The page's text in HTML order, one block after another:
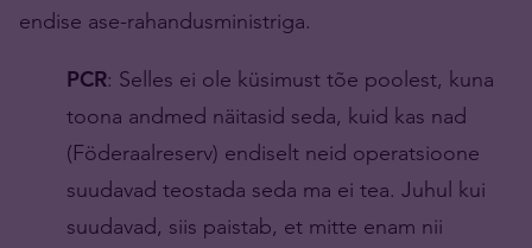
endise ase-rahandusministriga.
PCR: Selles ei ole küsimust tõe poolest, kuna
toona andmed näitasid seda, kuid kas nad
(Föderaalreserv) endiselt neid operatsioone
suudavad teostada seda ma ei tea. Juhul kui
suudavad, siis paistab, et mitte enam nii